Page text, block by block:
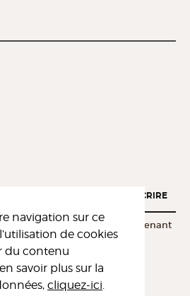
navigation sur ce
de cookies
du contenu
savoir plus sur la
cliquez-ici
S'INSCRIRE
inscrivez-vous dès maintenant